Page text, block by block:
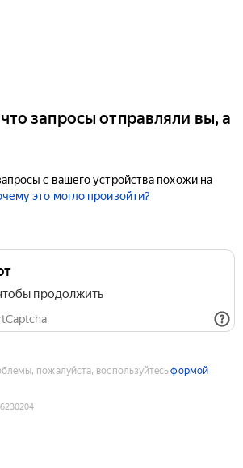
запросы отправляли вы, а
с вашего устройства похожи на
это могло произойти?
продолжить
пожалуйста, воспользуйтесьформой